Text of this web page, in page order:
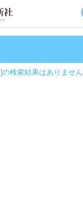
]の検索結果はありません